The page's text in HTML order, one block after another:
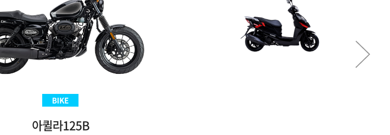
BIKE
아퀼라125B
BIKE
Aquila300BS
SCOOTER
VNEX125
EV
E-LuTion